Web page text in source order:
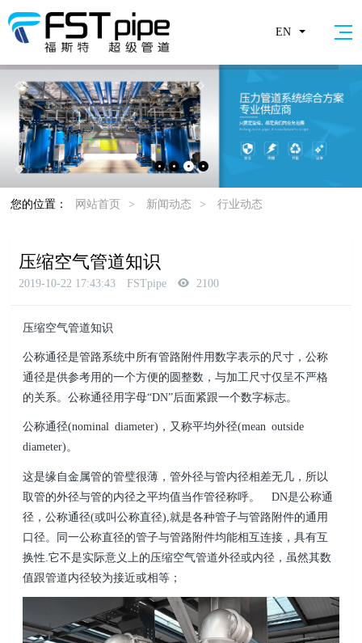
EN
您的位置： 网站首页 > 新闻动态 > 行业动态
压缩空气管道知识
2019-10-22 17:43:43 FSTpipe 2100
压缩空气管道知识
公称通径是管路系统中所有管路附件用数字表示的尺寸，公称
通径是供参考用的一个方便的圆整数，与加工尺寸仅呈不严格
的关系。公称通径用字母“DN”后面紧跟一个数字标志。
公称通径(nominal diameter)，又称平均外径(mean outside
diameter)。
这是缘自金属管的管璧很薄，管外径与管内径相差无几，所以
取管的外径与管的内径之平均值当作管径称呼。 DN是公称通
径，公称通径(或叫公称直径),就是各种管子与管路附件的通用
口径。同一公称直径的管子与管路附件均能相互连接，具有互
换性.它不是实际意义上的压缩空气管道外径或内径，虽然其数
值跟管道内径较为接近或相等；